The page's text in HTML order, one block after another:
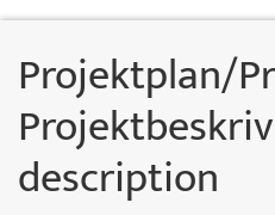
Projektplan/
description